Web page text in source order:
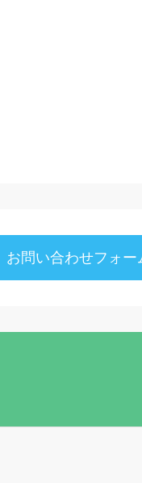
お問い合わせフォー